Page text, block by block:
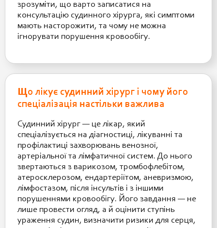
зрозуміти, що варто записатися на
консультацію судинного хірурга, які симптоми
мають насторожити, та чому не можна
ігнорувати порушення кровообігу.
Що лікує судинний хірург і чому його
спеціалізація настільки важлива
Судинний хірург — це лікар, який
спеціалізується на діагностиці, лікуванні та
профілактиці захворювань венозної,
артеріальної та лімфатичної систем. До нього
звертаються з варикозом, тромбофлебітом,
атеросклерозом, ендартеріїтом, аневризмою,
лімфостазом, після інсультів і з іншими
порушеннями кровообігу. Його завдання — не
лише провести огляд, а й оцінити ступінь
ураження судин, визначити ризики для серця,